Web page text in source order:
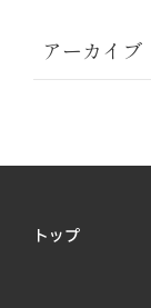
アーカイブ
トップ